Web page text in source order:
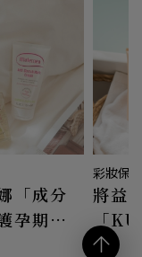
「成分
孕期到
彩妝保養
將益
「
易敏